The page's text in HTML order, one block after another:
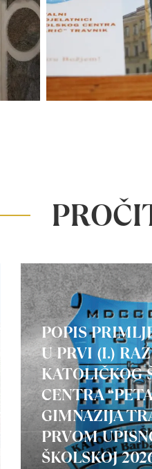
POPIS
U PRVI (I.)
KATOLIČKOG
CENTRA
GIMNAZIJA
PRVOM
ŠKOLSKOJ